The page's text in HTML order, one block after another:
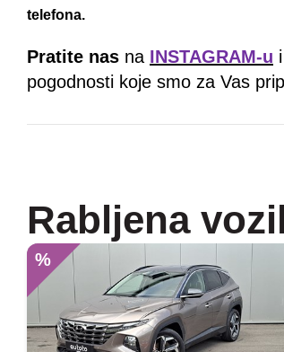
telefona.
Pratite nas na INSTAGRAM-u i
pogodnosti koje smo za Vas
Rabljena
%